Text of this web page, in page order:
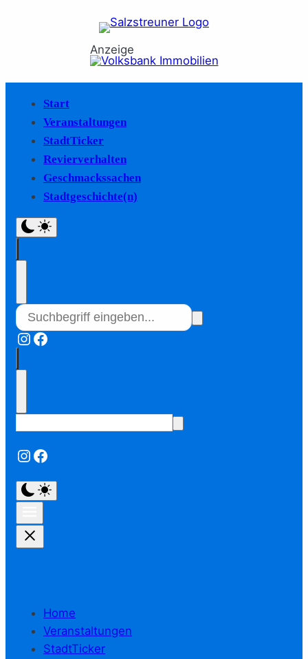
Anzeige
Start
Veranstaltungen
StadtTicker
Revierverhalten
Geschmackssachen
Stadtgeschichte(n)
Instagram
Facebook
Instagram
Facebook
Home
Veranstaltungen
StadtTicker